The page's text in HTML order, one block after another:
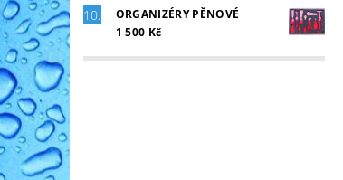
ORGANIZÉRY PĚNOVÉ
1 500 Kč